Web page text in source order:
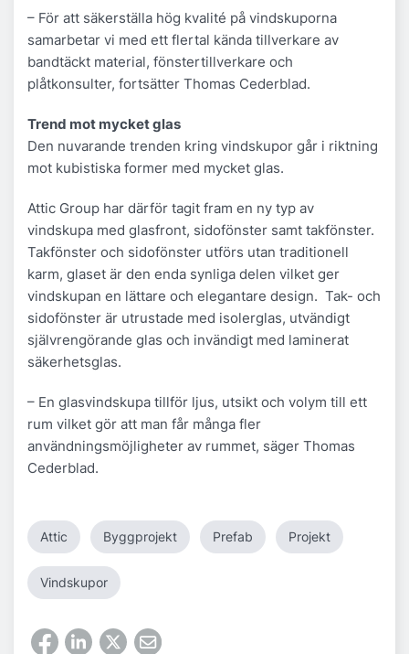
– För att säkerställa hög kvalité på vindskuporna
samarbetar vi med ett flertal kända tillverkare av
bandtäckt material, fönstertillverkare och
plåtkonsulter, fortsätter Thomas Cederblad.
Trend mot mycket glas
Den nuvarande trenden kring vindskupor går i riktning
mot kubistiska former med mycket glas.
Attic Group har därför tagit fram en ny typ av
vindskupa med glasfront, sidofönster samt takfönster.
Takfönster och sidofönster utförs utan traditionell
karm, glaset är den enda synliga delen vilket ger
vindskupan en lättare och elegantare design. Tak- och
sidofönster är utrustade med isolerglas, utvändigt
självrengörande glas och invändigt med laminerat
säkerhetsglas.
– En glasvindskupa tillför ljus, utsikt och volym till ett
rum vilket gör att man får många fler
användningsmöjligheter av rummet, säger Thomas
Cederblad.
Attic Byggprojekt Prefab Projekt
Vindskupor